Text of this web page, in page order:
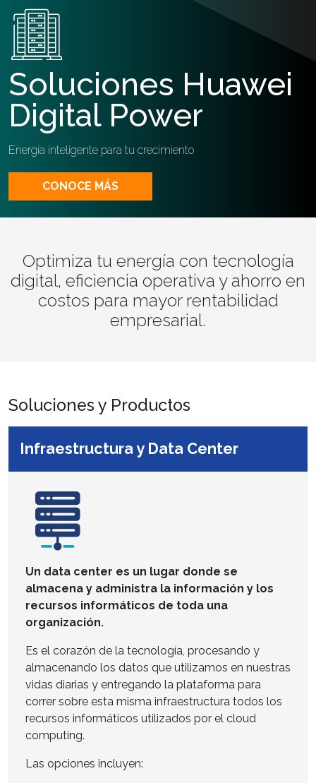
Soluciones Huawei
Digital Power
Energía inteligente para tu crecimiento
CONOCE MÁS
Optimiza tu energía con tecnología
digital, eficiencia operativa y ahorro en
costos para mayor rentabilidad
empresarial.
Soluciones y Productos
Infraestructura y Data Center
Un data center es un lugar donde se
almacena y administra la información y los
recursos informáticos de toda una
organización.
Es el corazón de la tecnología, procesando y
almacenando los datos que utilizamos en nuestras
vidas diarias y entregando la plataforma para
correr sobre esta misma infraestructura todos los
recursos informáticos utilizados por el cloud
computing.
Las opciones incluyen: